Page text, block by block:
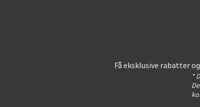
Få eksklusive rabatter
*